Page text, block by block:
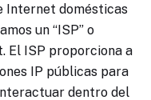
Internet domésticas
un “ISP” o
El ISP proporciona a
IP públicas para
dentro del